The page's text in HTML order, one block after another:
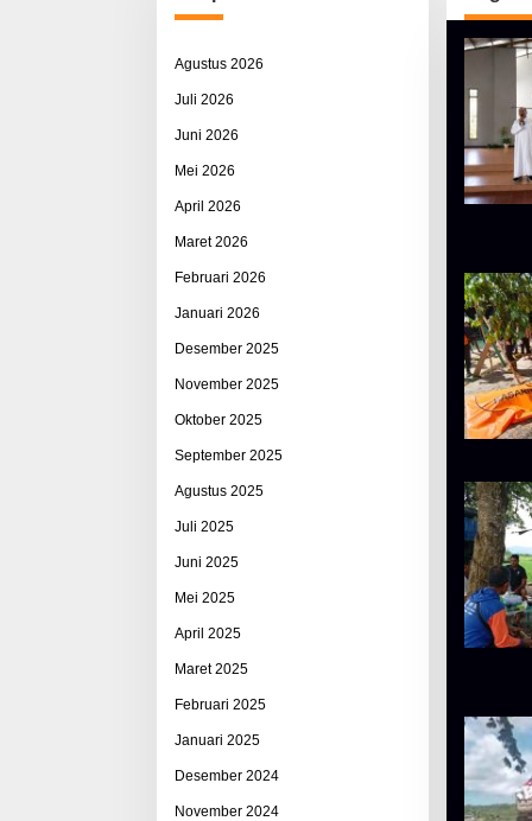
Agustus 2026
Juli 2026
Juni 2026
Mei 2026
April 2026
Maret 2026
Februari 2026
Januari 2026
Desember 2025
November 2025
Oktober 2025
September 2025
Agustus 2025
Juli 2025
Juni 2025
Mei 2025
April 2025
Maret 2025
Februari 2025
Januari 2025
Desember 2024
November 2024